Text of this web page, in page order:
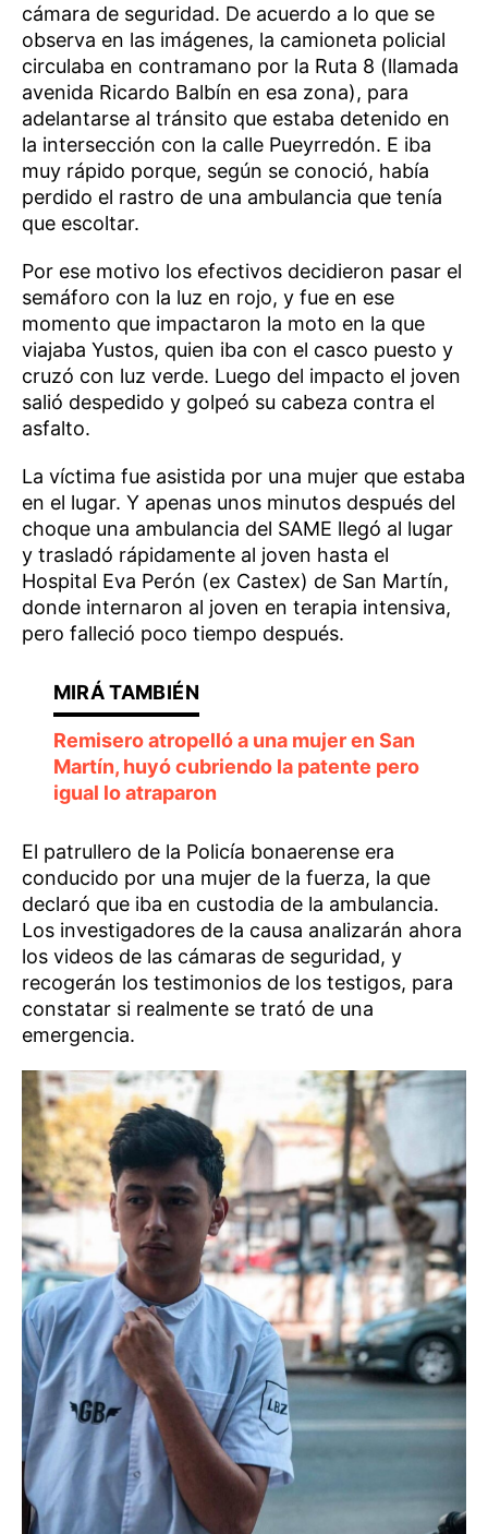
cámara de seguridad. De acuerdo a lo que se
observa en las imágenes, la camioneta policial
circulaba en contramano por la Ruta 8 (llamada
avenida Ricardo Balbín en esa zona), para
adelantarse al tránsito que estaba detenido en
la intersección con la calle Pueyrredón. E iba
muy rápido porque, según se conoció, había
perdido el rastro de una ambulancia que tenía
que escoltar.
Por ese motivo los efectivos decidieron pasar el
semáforo con la luz en rojo, y fue en ese
momento que impactaron la moto en la que
viajaba Yustos, quien iba con el casco puesto y
cruzó con luz verde. Luego del impacto el joven
salió despedido y golpeó su cabeza contra el
asfalto.
La víctima fue asistida por una mujer que estaba
en el lugar. Y apenas unos minutos después del
choque una ambulancia del SAME llegó al lugar
y trasladó rápidamente al joven hasta el
Hospital Eva Perón (ex Castex) de San Martín,
donde internaron al joven en terapia intensiva,
pero falleció poco tiempo después.
Remisero atropelló a una mujer en San
Martín, huyó cubriendo la patente pero
igual lo atraparon
El patrullero de la Policía bonaerense era
conducido por una mujer de la fuerza, la que
declaró que iba en custodia de la ambulancia.
Los investigadores de la causa analizarán ahora
los videos de las cámaras de seguridad, y
recogerán los testimonios de los testigos, para
constatar si realmente se trató de una
emergencia.